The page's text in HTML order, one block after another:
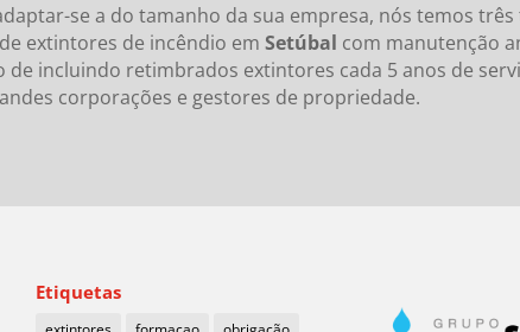
se a do tamanho da sua empresa, nós temos três
extintores de incêndio emSetúbal com manutenção
incluindo retimbrados extintores cada 5 anos de
corporações e gestores de propriedade.
Etiquetas